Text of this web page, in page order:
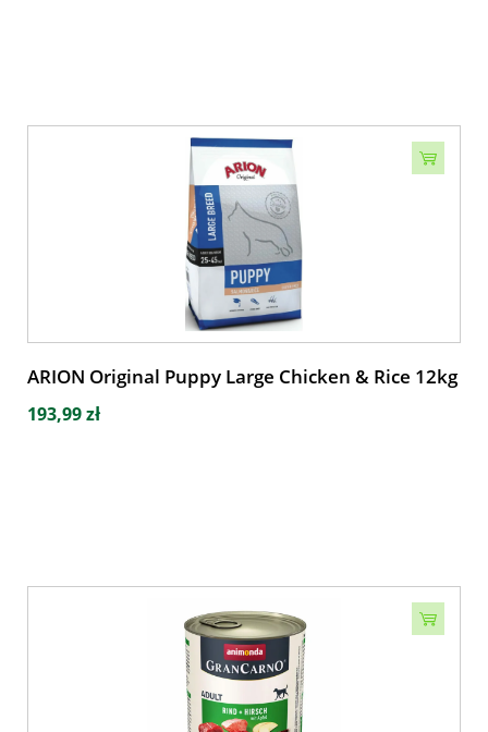
ARION Original Puppy Large Chicken & Rice 12kg
193,99 zł